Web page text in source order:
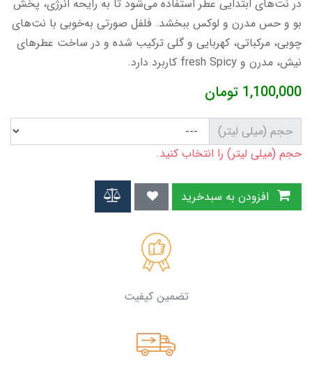
در نت‌های ابتدایی عطر استفاده می‌شود تا به رایحه انرژی، پخش
بو و حس مدرن و لوکس ببخشد. فلفل صورتی به‌خوبی با نت‌های
چوبی، مرکباتی، کهربایی و گلی ترکیب شده و در ساخت عطرهای
نیش، مدرن و fresh Spicy کاربرد دارد.
1,100,000 تومان
حجم (میلی لیتر)
حجم (میلی لیتر) را انتخاب کنید.
تضمین کیفیت